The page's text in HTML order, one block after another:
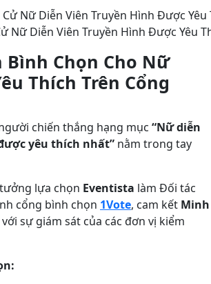
Nữ Diễn Viên Truyền Hình Được Yêu
Bình Chọn Cho Nữ
Thích Trên Cổng
chiến thắng hạng mục “Nữ diễn
yêu thích nhất” nằm trong tay
lựa chọn Eventista làm Đối tác
cổng bình chọn 1Vote, cam kết Minh
với sự giám sát của các đơn vị kiểm